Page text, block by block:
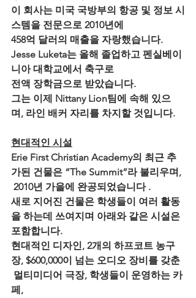
이 회사는 미국 국방부의 항공 및 정보 시
스템을 전문으로 2010년에
458억 달러의 매출을 자랑했습니다.
Jesse Luketa는 올해 졸업하고 펜실베이
니아 대학교에서 축구로
전액 장학금으로 받았습니다.
그는 이제 Nittany Lion팀에 속해 있으
며, 라인 배커 자리를 차지할 것입니다.
현대적인 시설
Erie First Christian Academy의 최근 추
가된 건물은 “The Summit”라 불리우며,
2010년 가을에 완공되었습니다 .
새로 지어진 건물은 학생들이 여러 활동
을 하는데 쓰여지며 아래와 같은 시설은
포함합니다.
현대적인 디자인, 2개의 하프코트 농구
장, $600,000이 넘는 오디오 장비를 갖춘
페,